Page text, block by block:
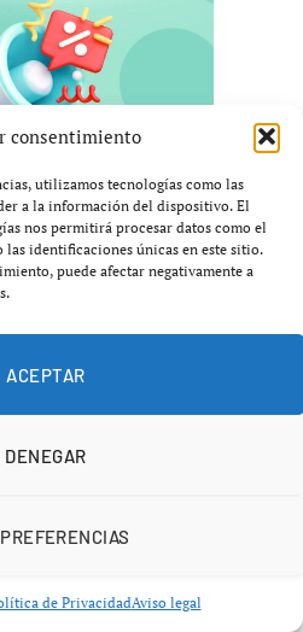
consentimiento
utilizamos tecnologías como las
a la información del dispositivo. El
nos permitirá procesar datos como el
identificaciones únicas en este sitio.
puede afectar negativamente a
ACEPTAR
DENEGAR
de PrivacidadAviso legal